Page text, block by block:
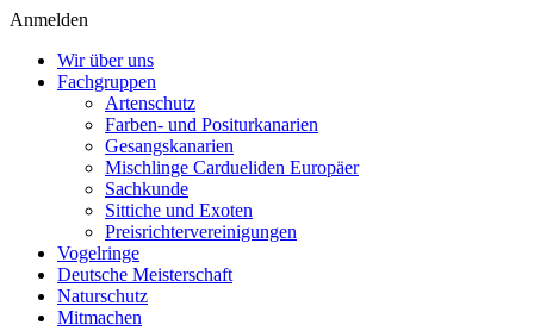
Anmelden
Wir über uns
Fachgruppen
Artenschutz
Farben- und Positurkanarien
Gesangskanarien
Mischlinge Cardueliden Europäer
Sachkunde
Sittiche und Exoten
Preisrichtervereinigungen
Vogelringe
Deutsche Meisterschaft
Naturschutz
Mitmachen